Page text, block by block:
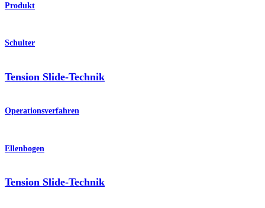
Produkt
Schulter
Tension Slide-Technik
Operationsverfahren
Ellenbogen
Tension Slide-Technik